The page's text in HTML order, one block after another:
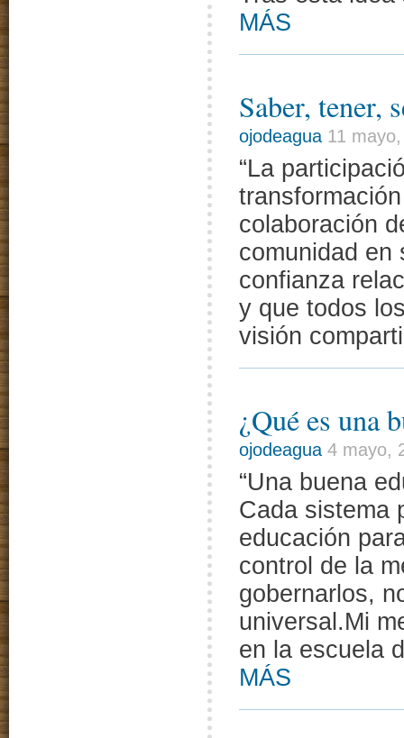
MÁS
Saber, tener,
ojodeagua 11
“La
colaboración
comunidad en
confianza
y que todos
visión
¿Qué es una
ojodeagua 4 mayo,
“Una buena
Cada sistema
educación
control de la
gobernarlos,
universal.Mi
en la escuela
MÁS